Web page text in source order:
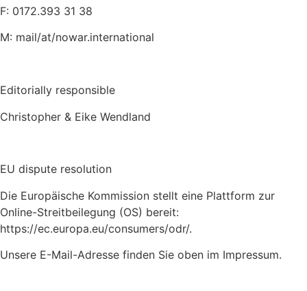
F: 0172.393 31 38
M: mail/at/nowar.international
Editorially responsible
Christopher & Eike Wendland
EU dispute resolution
Die Europäische Kommission stellt eine Plattform zur
Online-Streitbeilegung (OS) bereit:
https://ec.europa.eu/consumers/odr/.
Unsere E-Mail-Adresse finden Sie oben im Impressum.